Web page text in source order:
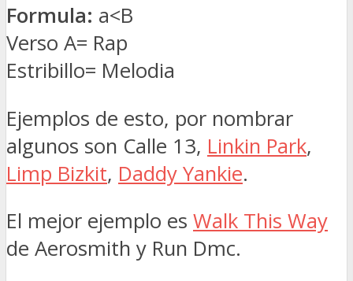
Formula: a<B
Verso A= Rap
Estribillo= Melodia
Ejemplos de esto, por nombrar
algunos son Calle 13, Linkin Park,
Limp Bizkit, Daddy Yankie.
El mejor ejemplo es Walk This Way
de Aerosmith y Run Dmc.